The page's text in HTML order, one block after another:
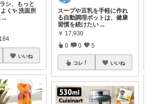
シ、もっと
く✨ 洗面所
...
184
いいね
スープや豆乳を手軽に作れ
る自動調理ポットは、健康
習慣を続けたい ...
￥ 17,930
0 0 5
コレ いいね